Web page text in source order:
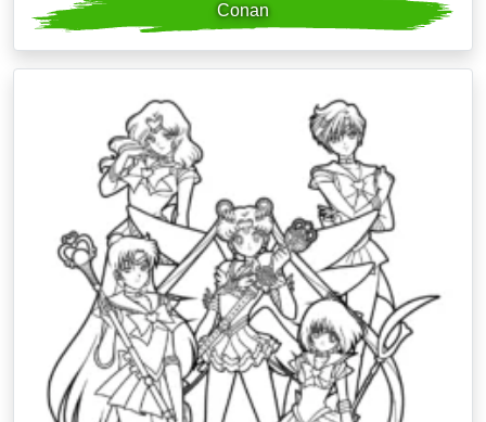
Conan